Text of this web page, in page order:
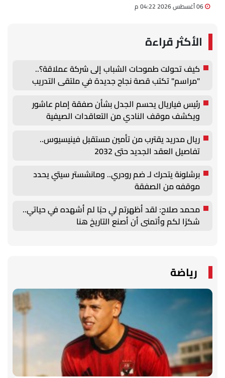
الأكثر قراءة
كيف تحولت طموحات الشباب إلى شركة عملاقة؟..
"مراسم" تكتب قصة نجاح جديدة في ملتقى التدريب
والتوظيف الزراعي الأول بجامعة دمنهور
رئيس فياريال يحسم الجدل بشأن صفقة إمام عاشور
ويكشف موقف النادي من التعاقدات الصيفية
ريال مدريد يقترب من تأمين مستقبل فينيسيوس..
تفاصيل العقد الجديد حتى 2032
برشلونة يتحرك لـ ضم رودري.. ومانشستر سيتي يحدد
موقفه من الصفقة
محمد صلاح: لقد أظهرتم لي حبًا لم أشهده في حياتي..
شكرًا لكم وأتمنى أن أصنع التاريخ هنا
رياضة